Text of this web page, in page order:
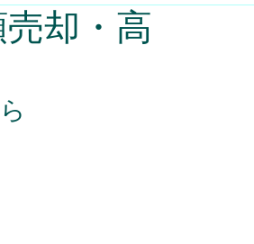
却・高